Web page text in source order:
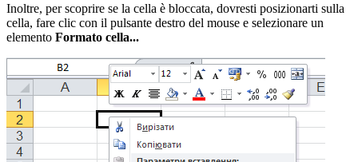
Inoltre, per scoprire se la cella è bloccata, dovresti posizionarti sulla
cella, fare clic con il pulsante destro del mouse e selezionare un
elemento Formato cella...